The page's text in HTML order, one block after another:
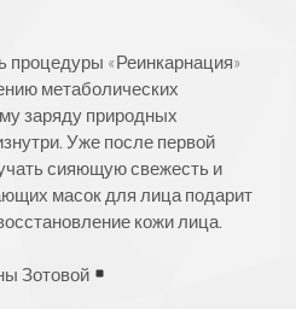
процедуры «Реинкарнация»
метаболических
заряду природных
Уже после первой
сияющую свежесть и
масок для лица подарит
кожи лица.
Зотовой